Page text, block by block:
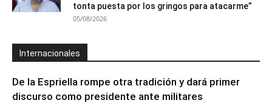
tonta puesta por los gringos para atacarme”
05/08/2026
Internacionales
De la Espriella rompe otra tradición y dará primer
discurso como presidente ante militares